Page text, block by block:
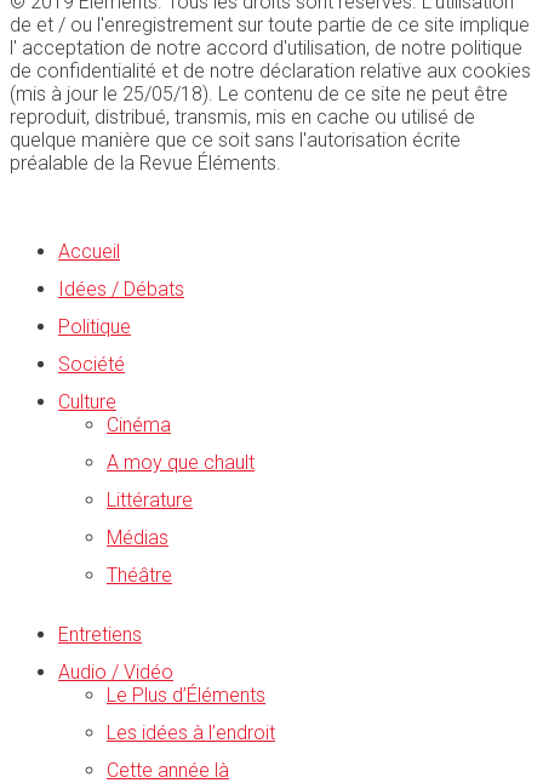
de et / ou l'enregistrement sur toute partie de ce site implique
l' acceptation de notre accord d'utilisation, de notre politique
de confidentialité et de notre déclaration relative aux cookies
(mis à jour le 25/05/18). Le contenu de ce site ne peut être
reproduit, distribué, transmis, mis en cache ou utilisé de
quelque manière que ce soit sans l'autorisation écrite
préalable de la Revue Éléments.
Accueil
Idées / Débats
Politique
Société
Culture
Cinéma
A moy que chault
Littérature
Médias
Théâtre
Entretiens
Audio / Vidéo
Le Plus d’Éléments
Les idées à l’endroit
Cette année là